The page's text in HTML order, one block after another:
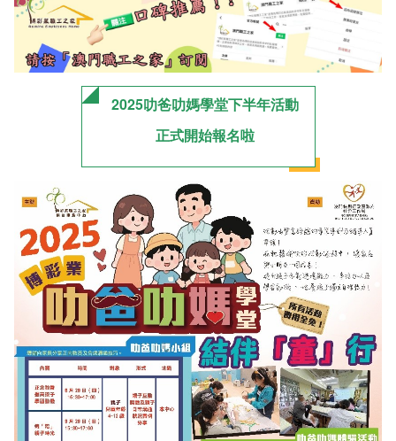
2025叻爸叻媽學堂下半年活動
正式開始報名啦